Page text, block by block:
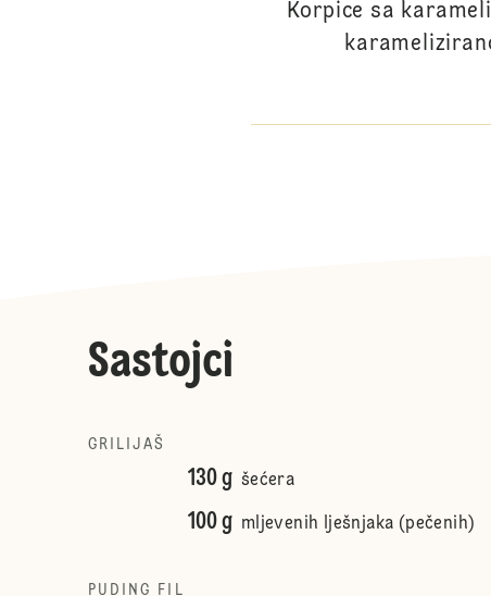
Korpice sa
Sastojci
GRILIJAŠ
130 g šećera
100 g mljevenih lješnjaka (pečenih)
PUDING FIL